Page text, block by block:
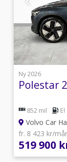
Ny 2026
Polestar
852 mil El
Volvo Car
fr. 8 423 kr/
519 900